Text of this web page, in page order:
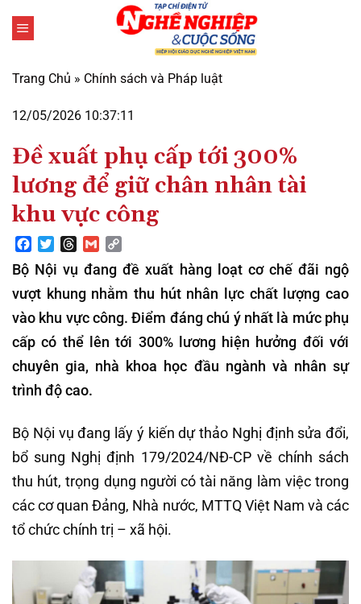
qua
dung
Trang Chủ » Chính sách và Pháp luật
12/05/2026 10:37:11
Đề xuất phụ cấp tới 300%
lương để giữ chân nhân tài
khu vực công
Facebook
TwitterThreads
Gmail
Link
Bộ Nội vụ đang đề xuất hàng loạt cơ chế đãi ngộ
vượt khung nhằm thu hút nhân lực chất lượng cao
vào khu vực công. Điểm đáng chú ý nhất là mức phụ
cấp có thể lên tới 300% lương hiện hưởng đối với
chuyên gia, nhà khoa học đầu ngành và nhân sự
trình độ cao.
Bộ Nội vụ đang lấy ý kiến dự thảo Nghị định sửa đổi,
bổ sung Nghị định 179/2024/NĐ-CP về chính sách
thu hút, trọng dụng người có tài năng làm việc trong
các cơ quan Đảng, Nhà nước, MTTQ Việt Nam và các
tổ chức chính trị – xã hội.